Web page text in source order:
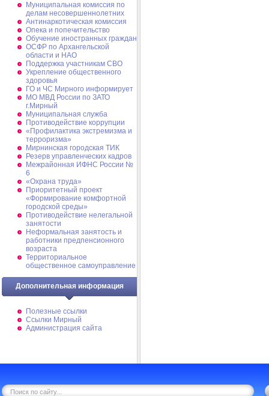
Муниципальная комиссия по
делам несовершеннолетних
Антинаркотическая комиссия
Опека и попечительство
Обучение иностранных граждан
ОСФР по Архангельской
области и НАО
Поддержка участникам СВО
Укрепление общественного
здоровья
ГО и ЧС Мирного информирует
МО МВД России по ЗАТО
г.Мирный
Муниципальная cлужба
Противодействие коррупции
«Профилактика экстремизма и
терроризма»
Мирнинская городская ТИК
Резерв управленческих кадров
Межрайонная ИФНС России №
6
«Охрана труда»
Приоритетный проект
«Формирование комфортной
городской среды»
Противодействие нелегальной
занятости
Неформальная занятость и
работники предпенсионного
возраста
Территориальное
общественное самоуправление
Дополнительная информация
Полезные ссылки
Ссылки Мирный
Администрация сайта